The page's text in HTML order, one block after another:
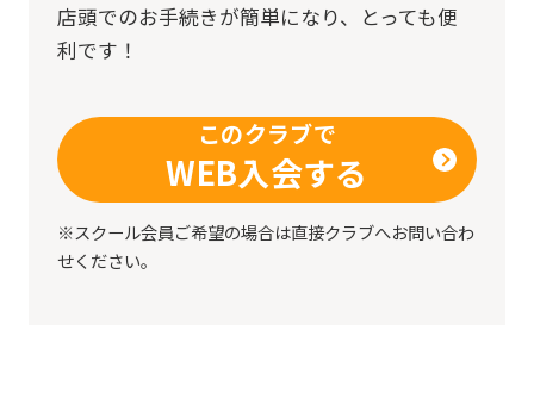
店頭でのお手続きが簡単になり、とっても便
利です！
このクラブで
WEB入会する
※スクール会員ご希望の場合は直接クラブへお問い合わ
せください。